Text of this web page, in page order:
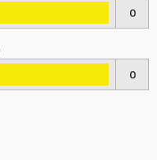
0
0